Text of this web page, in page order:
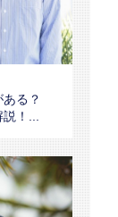
ある？
！...